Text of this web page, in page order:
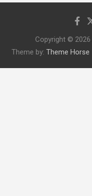
Copyright © 2026
Theme by: Theme Horse